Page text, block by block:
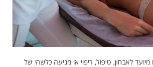
מיועד לאבחון, טיפול, ריפוי או מניעה כלשהי של